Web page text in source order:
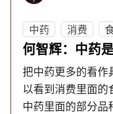
中药 消费
何智辉：中药
把中药更多的看作
以看到消费里面的
中药里面的部分品